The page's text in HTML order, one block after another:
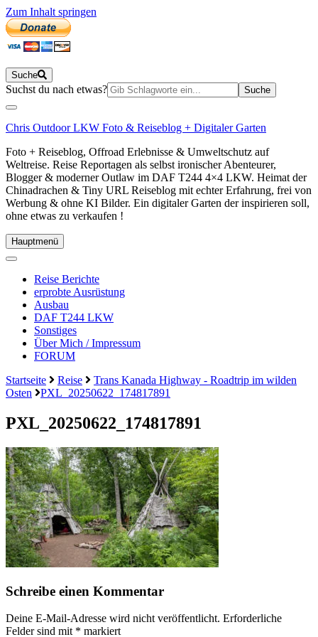
Zum Inhalt springen
Suche
Suchen
Suchst du nach etwas?
Chris Outdoor LKW Foto & Reiseblog + Digitaler Garten
Foto + Reiseblog, Offroad Erlebnisse & Umweltschutz auf
Weltreise. Reise Reportagen als selbst ironischer Abenteurer,
Blogger & moderner Outlaw im DAF T244 4×4 LKW. Heimat der
Chinadrachen & Tiny URL Reiseblog mit echter Erfahrung, frei von
Werbung & ohne KI Bilder. Ein digitaler Garten der inspirieren soll,
ohne etwas zu verkaufen !
Hauptmenü
Reise Berichte
erprobte Ausrüstung
Ausbau
DAF T244 LKW
Sonstiges
Über Mich / Impressum
FORUM
Startseite
Reise
Trans Kanada Highway - Roadtrip im wilden
Osten
PXL_20250622_174817891
PXL_20250622_174817891
Schreibe einen Kommentar
Deine E-Mail-Adresse wird nicht veröffentlicht. Erforderliche
Felder sind mit * markiert